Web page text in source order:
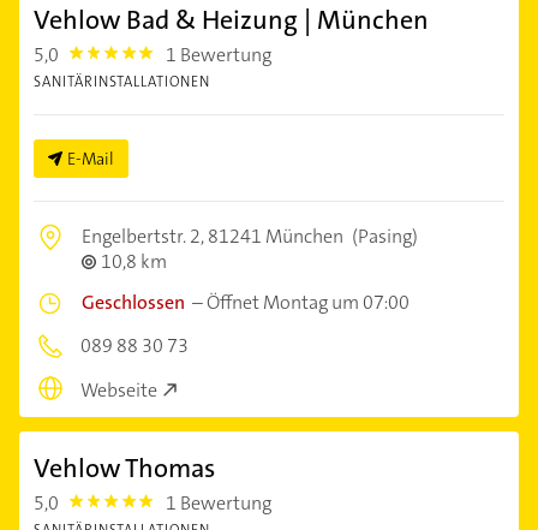
Vehlow Bad & Heizung | München
5,0 5.0 1 Bewertung
SANITÄRINSTALLATIONEN
E-Mail
Engelbertstr. 2,81241 München (Pasing)
10,8 km
Geschlossen –Öffnet Montag um 07:00
089 88 30 73
Webseite
Vehlow Thomas
5,0 5.0 1 Bewertung